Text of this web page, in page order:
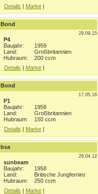
Details | Marke |
Bond
29.09.15
P4
Baujahr:
1959
Land:
Großbritannien
Hubraum:
200 ccm
Details | Marke |
Bond
17.05.16
P1
Baujahr:
1958
Land:
Großbritannien
Hubraum:
150 ccm
Details | Marke |
bsa
29.04.12
sunbeam
Baujahr:
1958
Land:
Britische Jungferninseln
Hubraum:
250 ccm
Details | Marke |